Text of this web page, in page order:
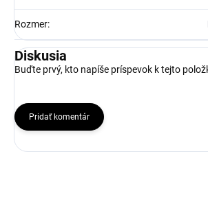
Rozmer:
Diskusia
Buďte prvý, kto napíše príspevok k tejto
Pridať komentár